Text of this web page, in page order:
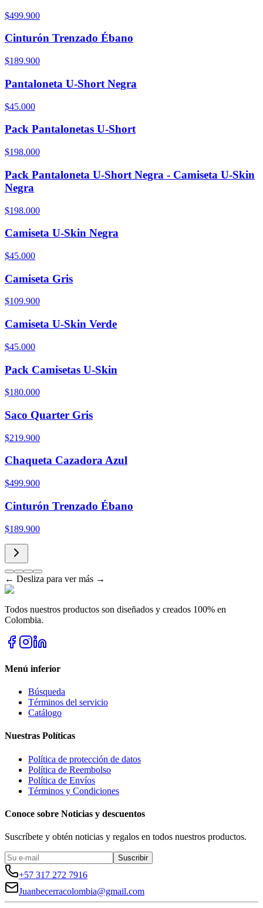
$499.900
Cinturón Trenzado Ébano
$189.900
Pantaloneta U-Short Negra
$45.000
Pack Pantalonetas U-Short
$198.000
Pack Pantaloneta U-Short Negra - Camiseta U-Skin
Negra
$198.000
Camiseta U-Skin Negra
$45.000
Camiseta Gris
$109.900
Camiseta U-Skin Verde
$45.000
Pack Camisetas U-Skin
$180.000
Saco Quarter Gris
$219.900
Chaqueta Cazadora Azul
$499.900
Cinturón Trenzado Ébano
$189.900
← Desliza para ver más →
Todos nuestros productos son diseñados y creados 100% en
Colombia.
Menú inferior
Búsqueda
Términos del servicio
Catálogo
Nuestras Políticas
Política de protección de datos
Política de Reembolso
Política de Envíos
Términos y Condiciones
Conoce sobre Noticias y descuentos
Suscríbete y obtén noticias y regalos en todos nuestros productos.
Suscribir
+57 317 272 7916
Juanbecerracolombia@gmail.com